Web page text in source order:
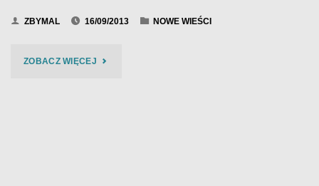
ZBYMAL 16/09/2013 NOWE WIEŚCI
ZOBACZ WIĘCEJ"BIES